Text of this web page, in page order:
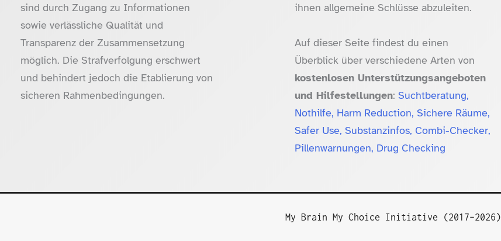
sind durch Zugang zu Informationen
sowie verlässliche Qualität und
Transparenz der Zusammensetzung
möglich. Die Strafverfolgung erschwert
und behindert jedoch die Etablierung von
sicheren Rahmenbedingungen.
ihnen allgemeine Schlüsse abzuleiten.
Auf dieser Seite findest du einen
Überblick über verschiedene Arten von
kostenlosen Unterstützungsangeboten
und Hilfestellungen: Suchtberatung,
Nothilfe, Harm Reduction, Sichere Räume,
Safer Use, Substanzinfos, Combi-Checker,
Pillenwarnungen, Drug Checking
My Brain My Choice Initiative (2017–2026)